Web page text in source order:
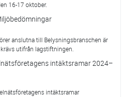
16-17 oktober.
anslutna till Belysningsbranschen är
utifrån lagstiftningen.
intäktsramar 2024–
intäktsramar